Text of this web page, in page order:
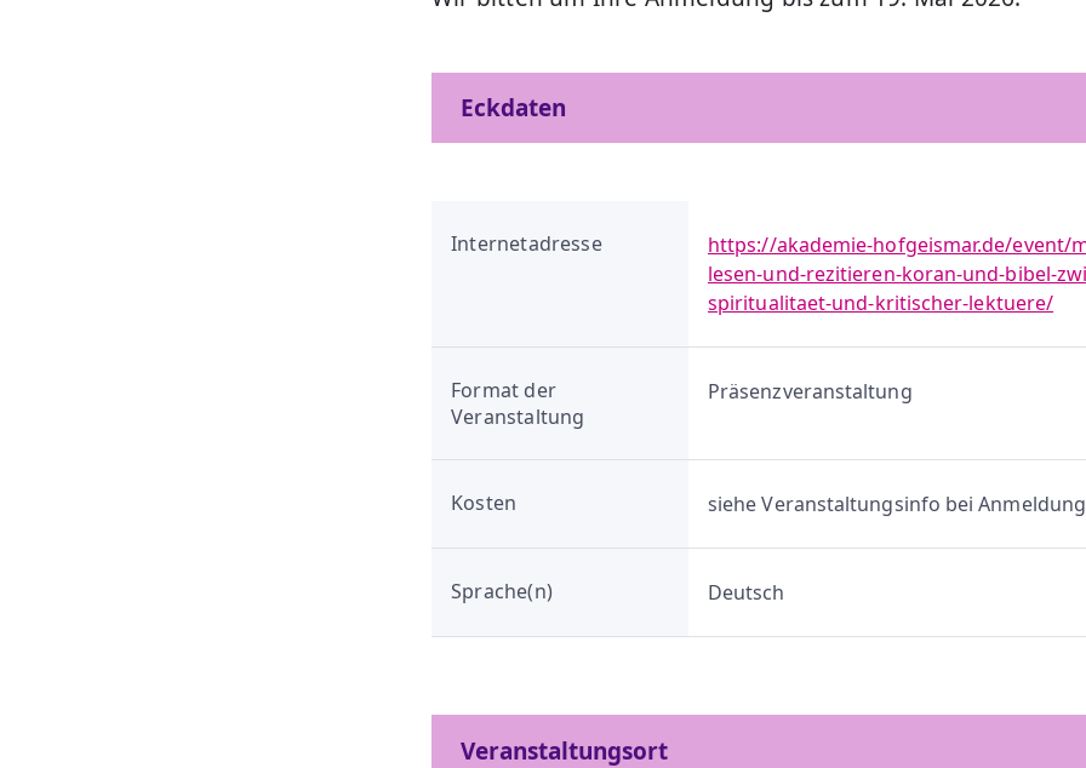
Eckdaten
Internetadresse
https://akademie-hofgeismar.de/event/
lesen-und-rezitieren-koran-und-bibel-
spiritualitaet-und-kritischer-lektuere/
Format der
Veranstaltung
Präsenzveranstaltung
Kosten siehe Veranstaltungsinfo bei Anmeldung
Sprache(n) Deutsch
Veranstaltungsort